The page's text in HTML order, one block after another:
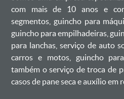
com mais de 10 anos e
segmentos, guincho para
guincho para empilhadeiras,
para lanchas, serviço de auto
carros e motos, guincho
também o serviço de troca de
casos de pane seca e auxílio em